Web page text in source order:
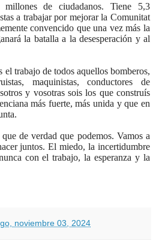
de ciudadanos. Tiene 5,3
a trabajar por mejorar la Comunitat
convencido que una vez más la
la batalla a la desesperación y al
el trabajo de todos aquellos bomberos,
maquinistas, conductores de
y vosotras sois los que construís
más fuerte, más unida y que en
de verdad que podemos. Vamos a
juntos. El miedo, la incertidumbre
con el trabajo, la esperanza y la
noviembre 03, 2024